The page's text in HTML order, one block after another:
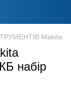
Makita
набір